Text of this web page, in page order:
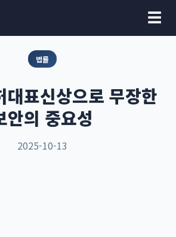
☰
법률
대표신상으로 무장한
안의 중요성
2025-10-13